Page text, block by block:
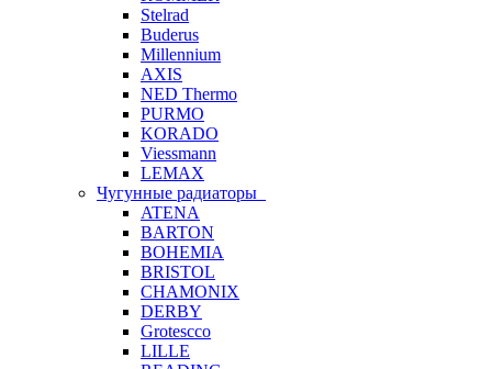
Stelrad
Buderus
Millennium
AXIS
NED Thermo
PURMO
KORADO
Viessmann
LEMAX
Чугунные радиаторы
ATENA
BARTON
BOHEMIA
BRISTOL
CHAMONIX
DERBY
Grotescco
LILLE